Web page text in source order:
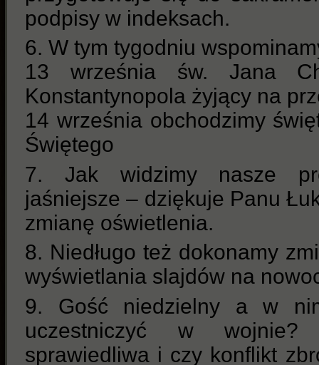
podpisy w indeksach.
6. W tym tygodniu
13 września św. Jana
Konstantynopola żyjący na
14 września obchodzimy
Świętego
7. Jak widzimy nasze
jaśniejsze – dziękuje Panu
zmianę oświetlenia.
8. Niedługo też dokonamy
wyświetlania slajdów na
9. Gość niedzielny a w
uczestniczyć w
sprawiedliwa i czy konflikt